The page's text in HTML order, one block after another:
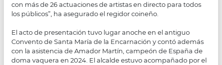
con más de 26 actuaciones de artistas en directo para todos
los públicos”, ha asegurado el regidor coineño.
El acto de presentación tuvo lugar anoche en el antiguo
Convento de Santa María de la Encarnación y contó además
con la asistencia de Amador Martín, campeón de España de
doma vaquera en 2024. El alcalde estuvo acompañado por el